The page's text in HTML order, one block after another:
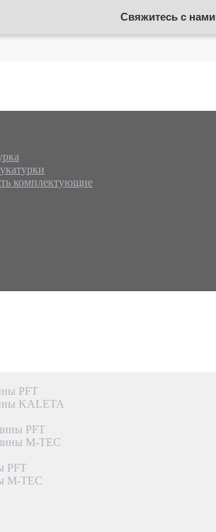
Свяжитесь с нами
комплектующие
PFT
KALETA
PFT
M-TEC
PFT
M-TEC